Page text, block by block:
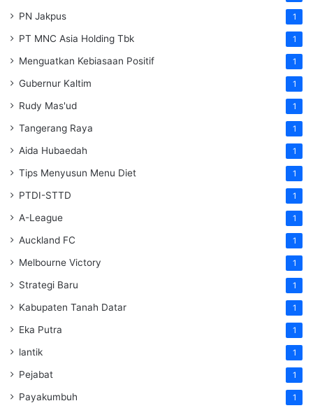
PN Jakpus 1
PT MNC Asia Holding Tbk 1
Menguatkan Kebiasaan Positif 1
Gubernur Kaltim 1
Rudy Mas'ud 1
Tangerang Raya 1
Aida Hubaedah 1
Tips Menyusun Menu Diet 1
PTDI-STTD 1
A-League 1
Auckland FC 1
Melbourne Victory 1
Strategi Baru 1
Kabupaten Tanah Datar 1
Eka Putra 1
lantik 1
Pejabat 1
Payakumbuh 1